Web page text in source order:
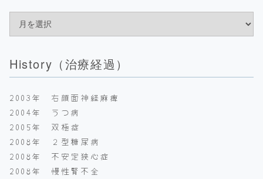
History（治療経過）
2003年 右顔面神経麻痺
2004年 うつ病
2005年 双極症
2008年 ２型糖尿病
2008年 不安定狭心症
2008年 慢性腎不全